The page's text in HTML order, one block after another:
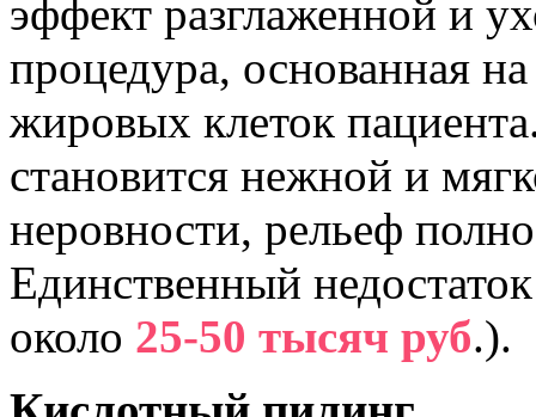
эффект разглаженной и
процедура, основанная
жировых клеток
становится нежной и
неровности, рельеф
Единственный
около 25-50 тысяч руб.).